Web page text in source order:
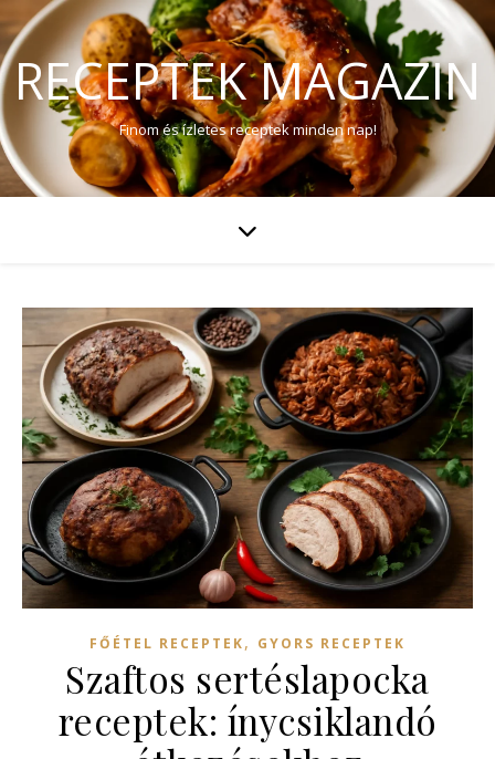
RECEPTEK MAGAZIN
Finom és ízletes receptek minden nap!
FŐÉTEL RECEPTEK, GYORS RECEPTEK
Szaftos sertéslapocka
receptek: ínycsiklandó